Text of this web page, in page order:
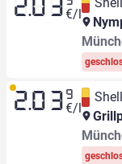
2.03 €/l
2.03 9
€/l